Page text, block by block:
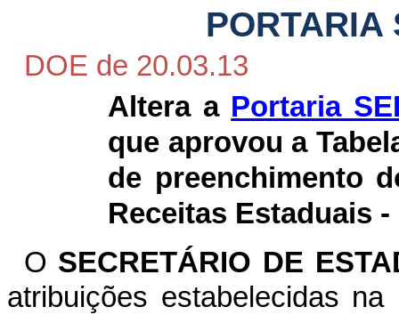
PORTARIA
DOE de 20.03.13
Altera a Portaria
que aprovou a
de preenchimento
Receitas Estaduais -
O SECRETÁRIO DE
atribuições estabelecidas